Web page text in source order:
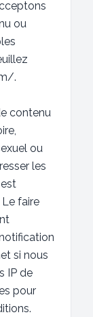
ou
.
contenu
ou
les
faire
si nous
IP de
pour